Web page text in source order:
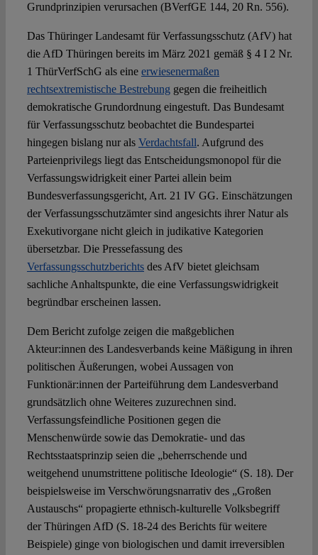
Grundprinzipien verursachen (BVerfGE 144, 20 Rn. 556).
Das Thüringer Landesamt für Verfassungsschutz (AfV) hat
die AfD Thüringen bereits im März 2021 gemäß § 4 I 2 Nr.
1 ThürVerfSchG als eine erwiesenermaßen
rechtsextremistische Bestrebung gegen die freiheitlich
demokratische Grundordnung eingestuft. Das Bundesamt
für Verfassungsschutz beobachtet die Bundespartei
hingegen bislang nur als Verdachtsfall. Aufgrund des
Parteienprivilegs liegt das Entscheidungsmonopol für die
Verfassungswidrigkeit einer Partei allein beim
Bundesverfassungsgericht, Art. 21 IV GG. Einschätzungen
der Verfassungsschutzämter sind angesichts ihrer Natur als
Exekutivorgane nicht gleich in judikative Kategorien
übersetzbar. Die Pressefassung des
Verfassungsschutzberichtsdes AfV bietet gleichsam
sachliche Anhaltspunkte, die eine Verfassungswidrigkeit
begründbar erscheinen lassen.
Dem Bericht zufolge zeigen die maßgeblichen
Akteur:innen des Landesverbands keine Mäßigung in ihren
politischen Äußerungen, wobei Aussagen von
Funktionär:innen der Parteiführung dem Landesverband
grundsätzlich ohne Weiteres zuzurechnen sind.
Verfassungsfeindliche Positionen gegen die
Menschenwürde sowie das Demokratie- und das
Rechtsstaatsprinzip seien die „beherrschende und
weitgehend unumstrittene politische Ideologie“ (S. 18). Der
beispielsweise im Verschwörungsnarrativ des „Großen
Austauschs“ propagierte ethnisch-kulturelle Volksbegriff
der Thüringen AfD (S. 18-24 des Berichts für weitere
Beispiele) ginge von biologischen und damit irreversiblen